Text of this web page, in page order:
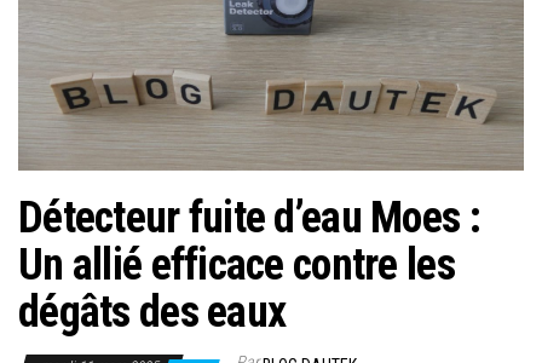
l
n
a
v
Détecteur fuite d’eau Moes :
Un allié efficace contre les
dégâts des eaux